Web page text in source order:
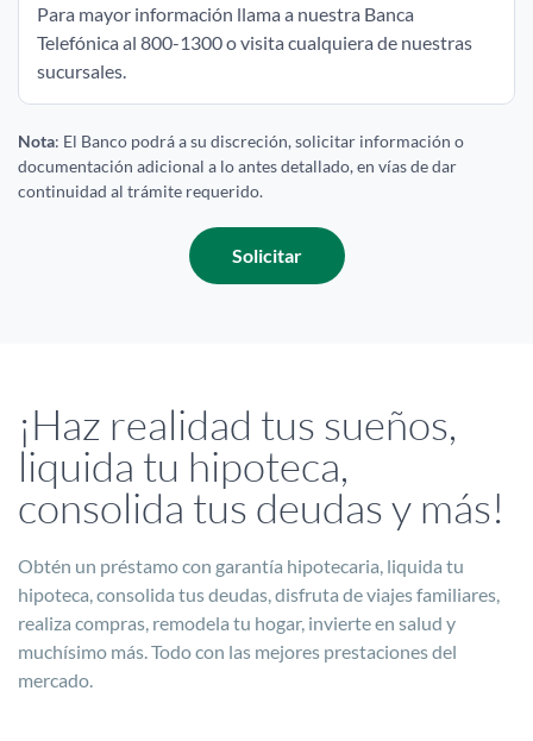
Para mayor información llama a nuestra Banca
Telefónica al 800-1300 o visita cualquiera de nuestras
sucursales.
Nota: El Banco podrá a su discreción, solicitar información o
documentación adicional a lo antes detallado, en vías de dar
continuidad al trámite requerido.
Solicitar
¡Haz realidad tus sueños,
liquida tu hipoteca,
consolida tus deudas y más!
Obtén un préstamo con garantía hipotecaria, liquida tu
hipoteca, consolida tus deudas, disfruta de viajes familiares,
realiza compras, remodela tu hogar, invierte en salud y
muchísimo más. Todo con las mejores prestaciones del
mercado.